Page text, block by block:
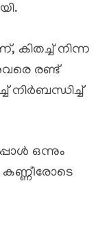
കിതച്ച് നിന്ന
രണ്ട്
നിർബന്ധിച്ച്
ഒന്നും